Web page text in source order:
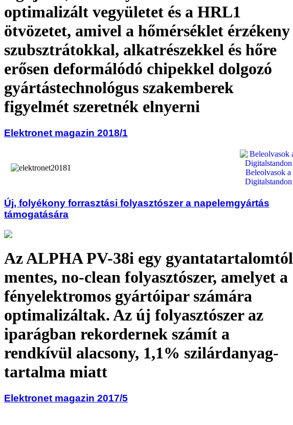
optimalizált vegyületet és a HRL1
ötvözetet, amivel a hőmérséklet érzékeny
szubsztrátokkal, alkatrészekkel és hőre
erősen deformálódó chipekkel dolgozó
gyártástechnológus szakemberek
figyelmét szeretnék elnyerni
Elektronet magazin 2018/1
Beleolvasok a
Digitalstandon
Új, folyékony forrasztási folyasztószer a napelemgyártás
támogatására
Az ALPHA PV-38i egy gyantatartalomtól
mentes, no-clean folyasztószer, amelyet a
fényelektromos gyártóipar számára
optimalizáltak. Az új folyasztószer az
iparágban rekordernek számít a
rendkívül alacsony, 1,1% szilárdanyag-
tartalma miatt
Elektronet magazin 2017/5